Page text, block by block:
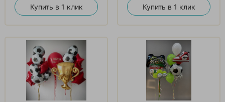
Купить в 1 клик Купить в 1 клик